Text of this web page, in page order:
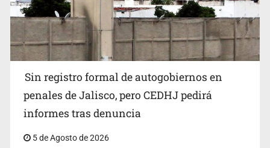
Sin registro formal de autogobiernos en
penales de Jalisco, pero CEDHJ pedirá
informes tras denuncia
5 de Agosto de 2026